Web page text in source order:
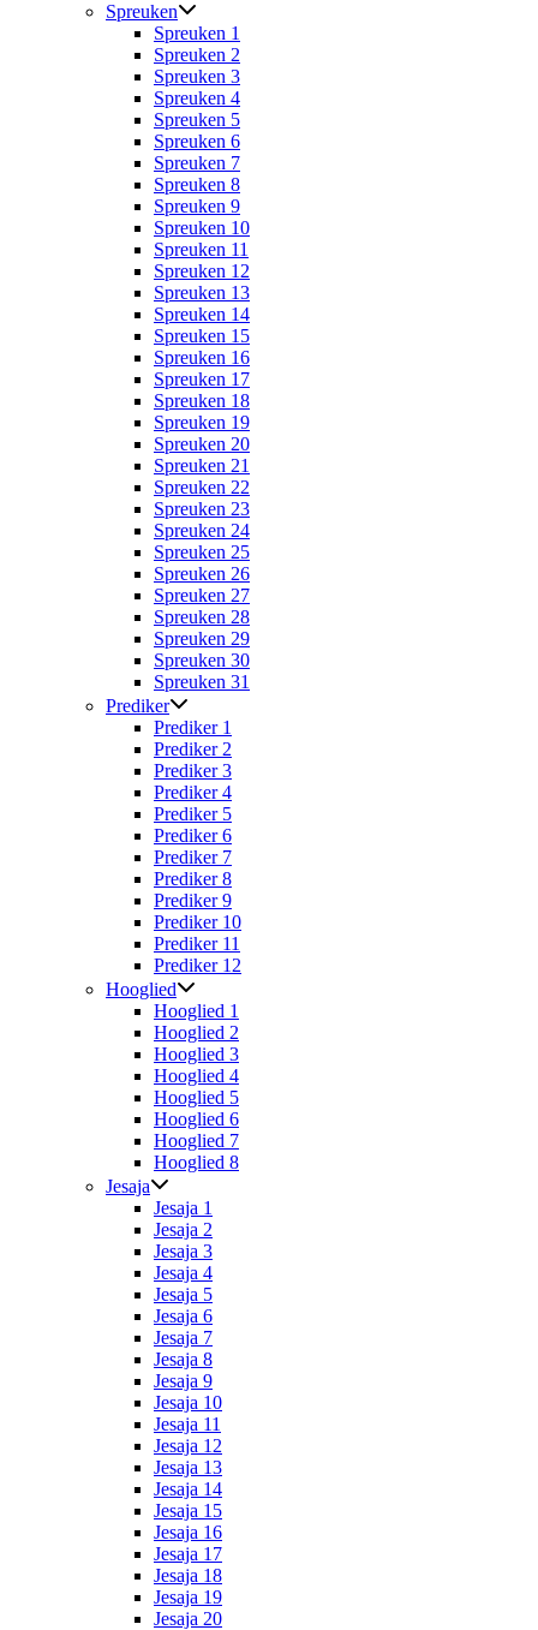
Spreuken
Spreuken 1
Spreuken 2
Spreuken 3
Spreuken 4
Spreuken 5
Spreuken 6
Spreuken 7
Spreuken 8
Spreuken 9
Spreuken 10
Spreuken 11
Spreuken 12
Spreuken 13
Spreuken 14
Spreuken 15
Spreuken 16
Spreuken 17
Spreuken 18
Spreuken 19
Spreuken 20
Spreuken 21
Spreuken 22
Spreuken 23
Spreuken 24
Spreuken 25
Spreuken 26
Spreuken 27
Spreuken 28
Spreuken 29
Spreuken 30
Spreuken 31
Prediker
Prediker 1
Prediker 2
Prediker 3
Prediker 4
Prediker 5
Prediker 6
Prediker 7
Prediker 8
Prediker 9
Prediker 10
Prediker 11
Prediker 12
Hooglied
Hooglied 1
Hooglied 2
Hooglied 3
Hooglied 4
Hooglied 5
Hooglied 6
Hooglied 7
Hooglied 8
Jesaja
Jesaja 1
Jesaja 2
Jesaja 3
Jesaja 4
Jesaja 5
Jesaja 6
Jesaja 7
Jesaja 8
Jesaja 9
Jesaja 10
Jesaja 11
Jesaja 12
Jesaja 13
Jesaja 14
Jesaja 15
Jesaja 16
Jesaja 17
Jesaja 18
Jesaja 19
Jesaja 20